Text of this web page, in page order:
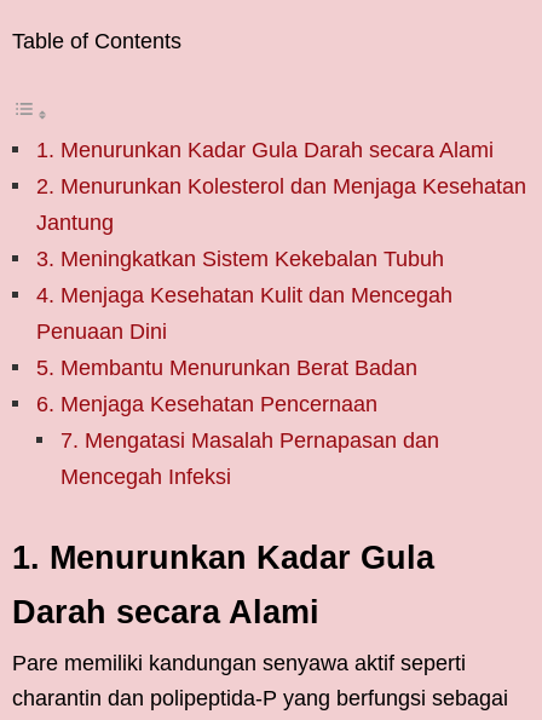
Table of Contents
1. Menurunkan Kadar Gula Darah secara Alami
2. Menurunkan Kolesterol dan Menjaga Kesehatan
Jantung
3. Meningkatkan Sistem Kekebalan Tubuh
4. Menjaga Kesehatan Kulit dan Mencegah
Penuaan Dini
5. Membantu Menurunkan Berat Badan
6. Menjaga Kesehatan Pencernaan
7. Mengatasi Masalah Pernapasan dan
Mencegah Infeksi
1. Menurunkan Kadar Gula
Darah secara Alami
Pare memiliki kandungan senyawa aktif seperti
charantin dan polipeptida-P yang berfungsi sebagai